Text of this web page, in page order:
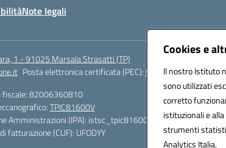
Cookies e
Il nostro Istituto
sono utilizzati
corretto
istituzionali e
strumenti
Analytics Italia.
Note legali
1 - 91025 Marsala Strasatti (TP)
Posta elettronica certificata (PEC):
fiscale: 82006360810
TPIC81600V
Amministrazioni (IPA): istsc_tpic81600v
fatturazione (CUF): UFODYY